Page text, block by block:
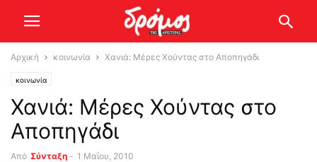
Αρχική κοινωνία Χανιά: Μέρες Χούντας στο Αποπηγάδι
κοινωνία
Χανιά: Μέρες Χούντας στο
Αποπηγάδι
Από Σύνταξη - 1 Μαΐου, 2010